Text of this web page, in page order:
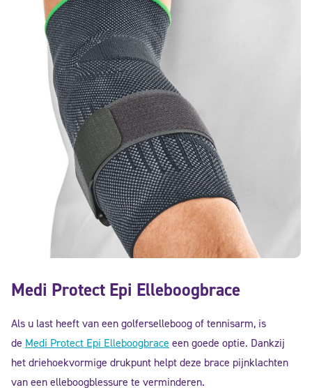
Medi Protect Epi Elleboogbrace
Als u last heeft van een golferselleboog of tennisarm, is
de Medi Protect Epi Elleboogbrace een goede optie. Dankzij
het driehoekvormige drukpunt helpt deze brace pijnklachten
van een elleboogblessure te verminderen.